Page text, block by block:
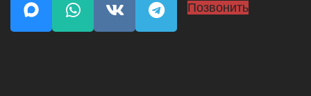
Позвонить